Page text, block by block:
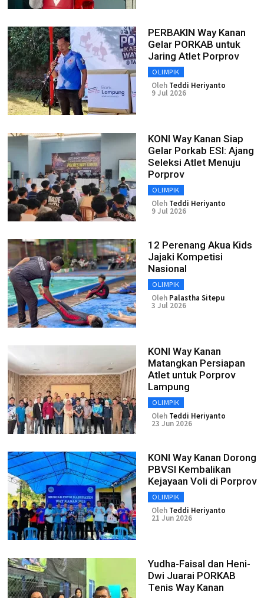
PERBAKIN Way Kanan
Gelar PORKAB untuk
Jaring Atlet Porprov
OLIMPIK
Oleh Teddi Heriyanto
9 Jul 2026
KONI Way Kanan Siap
Gelar Porkab ESI: Ajang
Seleksi Atlet Menuju
Porprov
OLIMPIK
Oleh Teddi Heriyanto
9 Jul 2026
12 Perenang Akua Kids
Jajaki Kompetisi
Nasional
OLIMPIK
Oleh Palastha Sitepu
3 Jul 2026
KONI Way Kanan
Matangkan Persiapan
Atlet untuk Porprov
Lampung
OLIMPIK
Oleh Teddi Heriyanto
23 Jun 2026
KONI Way Kanan Dorong
PBVSI Kembalikan
Kejayaan Voli di Porprov
OLIMPIK
Oleh Teddi Heriyanto
21 Jun 2026
Yudha-Faisal dan Heni-
Dwi Juarai PORKAB
Tenis Way Kanan